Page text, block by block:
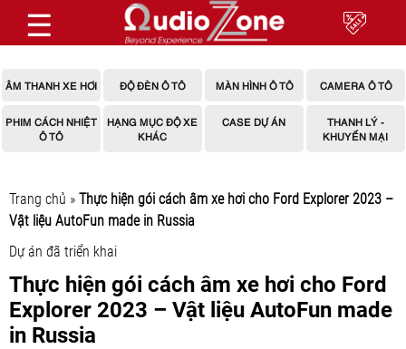
☰
ÂM THANH XE HƠI ĐỘ ĐÈN Ô TÔ MÀN HÌNH Ô TÔ CAMERA Ô TÔ
PHIM CÁCH NHIỆT
Ô TÔ
HẠNG MỤC ĐỘ XE
KHÁC
CASE DỰ ÁN
THANH LÝ -
KHUYẾN MẠI
Trang chủ » Thực hiện gói cách âm xe hơi cho Ford Explorer 2023 –
Vật liệu AutoFun made in Russia
Dự án đã triển khai
Thực hiện gói cách âm xe hơi cho Ford
Explorer 2023 – Vật liệu AutoFun made
in Russia